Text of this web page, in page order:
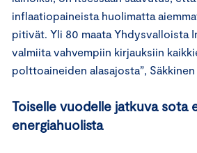
inflaatiopaineista huolimatta
pitivät. Yli 80 maata Yhdysvalloista
valmiita vahvempiin kirjauksiin
polttoaineiden alasajosta”,
Toiselle vuodelle jatkuva sota
energiahuolista